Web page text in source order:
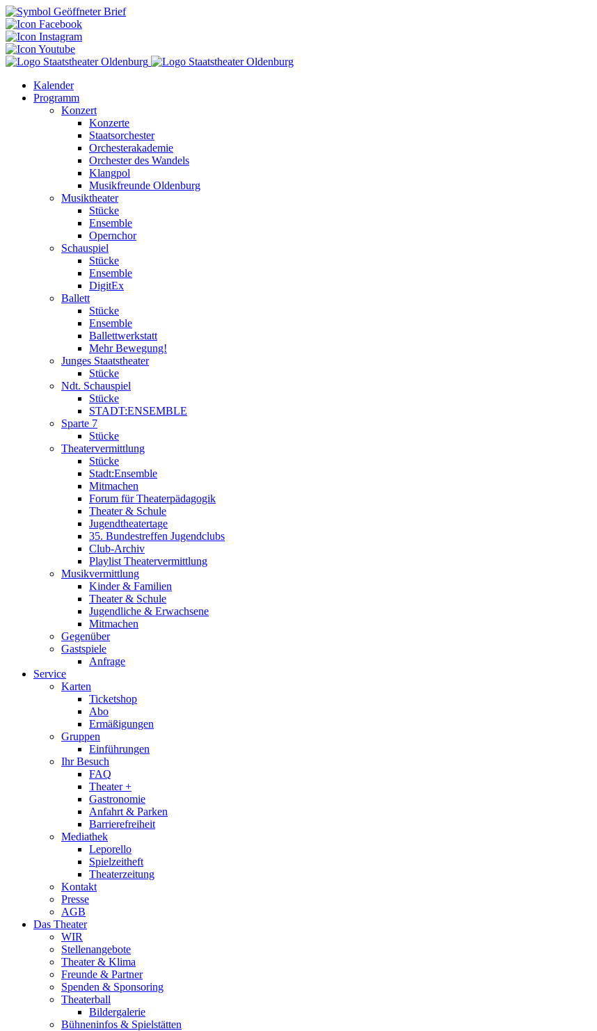
Kalender
Programm
Konzert
Konzerte
Staatsorchester
Orchesterakademie
Orchester des Wandels
Klangpol
Musikfreunde Oldenburg
Musiktheater
Stücke
Ensemble
Opernchor
Schauspiel
Stücke
Ensemble
DigitEx
Ballett
Stücke
Ensemble
Ballettwerkstatt
Mehr Bewegung!
Junges Staatstheater
Stücke
Ndt. Schauspiel
Stücke
STADT:ENSEMBLE
Sparte 7
Stücke
Theatervermittlung
Stücke
Stadt:Ensemble
Mitmachen
Forum für Theaterpädagogik
Theater & Schule
Jugendtheatertage
35. Bundestreffen Jugendclubs
Club-Archiv
Playlist Theatervermittlung
Musikvermittlung
Kinder & Familien
Theater & Schule
Jugendliche & Erwachsene
Mitmachen
Gegenüber
Gastspiele
Anfrage
Service
Karten
Ticketshop
Abo
Ermäßigungen
Gruppen
Einführungen
Ihr Besuch
FAQ
Theater +
Gastronomie
Anfahrt & Parken
Barrierefreiheit
Mediathek
Leporello
Spielzeitheft
Theaterzeitung
Kontakt
Presse
AGB
Das Theater
WIR
Stellenangebote
Theater & Klima
Freunde & Partner
Spenden & Sponsoring
Theaterball
Bildergalerie
Bühneninfos & Spielstätten